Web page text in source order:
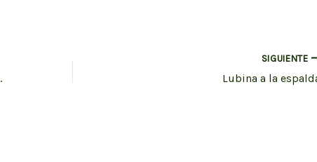
de diciembre
SIGUIENTE
Lubina a la